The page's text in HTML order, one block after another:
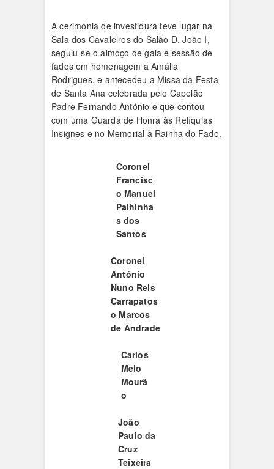
A cerimónia de investidura teve lugar na
Sala dos Cavaleiros do Salão D. João I,
seguiu-se o almoço de gala e sessão de
fados em homenagem a Amália
Rodrigues, e antecedeu a Missa da Festa
de Santa Ana celebrada pelo Capelão
Padre Fernando António e que contou
com uma Guarda de Honra às Relíquias
Insignes e no Memorial à Rainha do Fado.
Coronel
Francisc
o Manuel
Palhinha
s dos
Santos
Coronel
António
Nuno Reis
Carrapatos
o Marcos
de Andrade
Carlos
Melo
Mourã
o
João
Paulo da
Cruz
Teixeira